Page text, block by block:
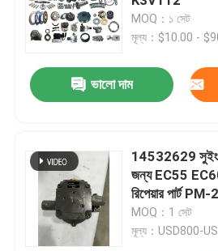
MOQ：১ সেট
মূল্য：$10.00 -
ভালো দাম
14532629 সুইং
জন্য EC55
রিপেয়ার পার্ট
4768B
MOQ：1 সেট
মূল্য：USD800-